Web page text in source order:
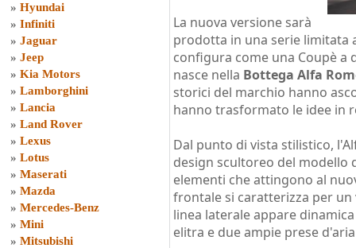
» Hyundai
» Infiniti
» Jaguar
» Jeep
» Kia Motors
» Lamborghini
» Lancia
» Land Rover
» Lexus
» Lotus
» Maserati
» Mazda
» Mercedes-Benz
» Mini
» Mitsubishi
La nuova versione sarà
prodotta in una serie limitata
configura come una Coupè a
nasce nella Bottega Alfa
storici del marchio hanno
hanno trasformato le idee in
Dal punto di vista stilistico,
design scultoreo del
elementi che attingono al
frontale si caratterizza per un
linea laterale appare
elitra e due ampie prese